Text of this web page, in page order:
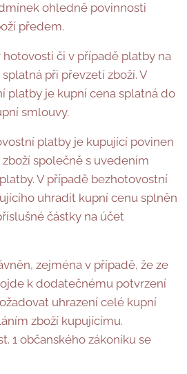
ohledně povinnosti
předem.
hotovosti či v případě platby na
při převzetí zboží. V
platby je kupní cena splatná do
smlouvy.
platby je kupující povinen
společně s uvedením
V případě bezhotovostní
uhradit kupní cenu splněn
částky na účet
zejména v případě, že ze
k dodatečnému potvrzení
uhrazení celé kupní
zboží kupujícímu.
1 občanského zákoníku se